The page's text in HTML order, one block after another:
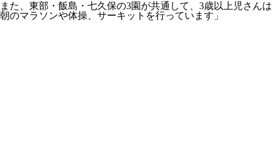
また、東部・飯島・七久保の3園が共通して、3歳以上児さんは
朝のマラソンや体操、サーキットを行っています」